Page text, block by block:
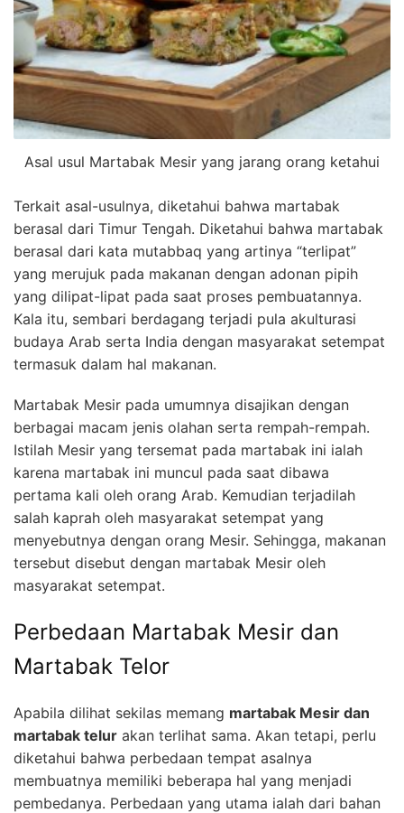
Asal usul Martabak Mesir yang jarang orang ketahui
Terkait asal-usulnya, diketahui bahwa martabak
berasal dari Timur Tengah. Diketahui bahwa martabak
berasal dari kata mutabbaq yang artinya “terlipat”
yang merujuk pada makanan dengan adonan pipih
yang dilipat-lipat pada saat proses pembuatannya.
Kala itu, sembari berdagang terjadi pula akulturasi
budaya Arab serta India dengan masyarakat setempat
termasuk dalam hal makanan.
Martabak Mesir pada umumnya disajikan dengan
berbagai macam jenis olahan serta rempah-rempah.
Istilah Mesir yang tersemat pada martabak ini ialah
karena martabak ini muncul pada saat dibawa
pertama kali oleh orang Arab. Kemudian terjadilah
salah kaprah oleh masyarakat setempat yang
menyebutnya dengan orang Mesir. Sehingga, makanan
tersebut disebut dengan martabak Mesir oleh
masyarakat setempat.
Perbedaan Martabak Mesir dan
Martabak Telor
Apabila dilihat sekilas memang martabak Mesir dan
martabak telur akan terlihat sama. Akan tetapi, perlu
diketahui bahwa perbedaan tempat asalnya
membuatnya memiliki beberapa hal yang menjadi
pembedanya. Perbedaan yang utama ialah dari bahan